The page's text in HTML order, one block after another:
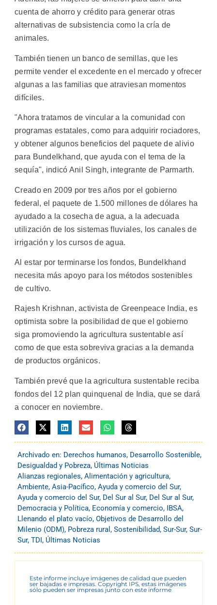
cuenta de ahorro y crédito para generar otras
alternativas de subsistencia como la cría de
animales.
También tienen un banco de semillas, que les
permite vender el excedente en el mercado y ofrecer
algunas a las familias que atraviesan momentos
difíciles.
"Ahora tratamos de vincular a la comunidad con
programas estatales, como para adquirir rociadores,
y obtener algunos beneficios del paquete de alivio
para Bundelkhand, que ayuda con el tema de la
sequía", indicó Anil Singh, integrante de Parmarth.
Creado en 2009 por tres años por el gobierno
federal, el paquete de 1.500 millones de dólares ha
ayudado a la cosecha de agua, a la adecuada
utilización de los sistemas fluviales, los canales de
irrigación y los cursos de agua.
Al estar por terminarse los fondos, Bundelkhand
necesita más apoyo para los métodos sostenibles
de cultivo.
Rajesh Krishnan, activista de Greenpeace India, es
optimista sobre la posibilidad de que el gobierno
siga promoviendo la agricultura sustentable así
como de que esta sobreviva gracias a la demanda
de productos orgánicos.
También prevé que la agricultura sustentable reciba
fondos del 12 plan quinquenal de India, que se dará
a conocer en noviembre.
Archivado en: Derechos humanos, Desarrollo Sostenible,
Desigualdad y Pobreza, Últimas Noticias
Alianzas regionales, Alimentación y agricultura,
Ambiente, Asia-Pacífico, Ayuda y comercio del Sur,
Ayuda y comercio del Sur, Del Sur al Sur, Del Sur al Sur,
Democracia y Política, Economía y comercio, IBSA,
Llenando el plato vacío, Objetivos de Desarrollo del
Milenio (ODM), Pobreza rural , Sostenibilidad, Sur-Sur, Sur-
Sur, TDI , Últimas Noticias
Este informe incluye imágenes de calidad que pueden
ser bajadas e impresas. Copyright IPS, estas imágenes
sólo pueden ser impresas junto con este informe